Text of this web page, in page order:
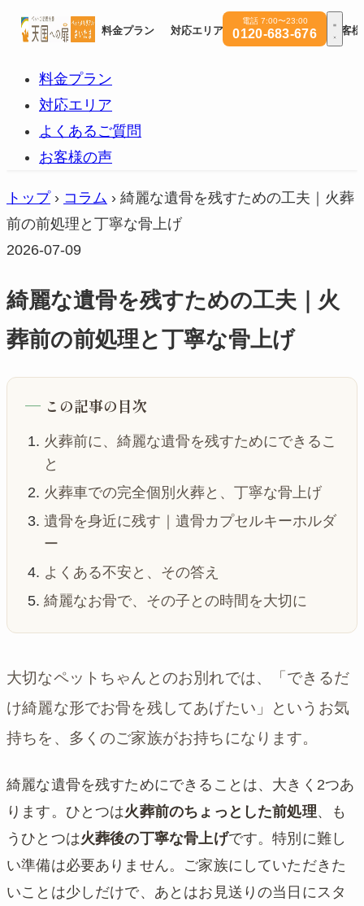
料金プラン 対応エリア よくあるご質問 お客
電話 7:00〜23:00
0120-683-676
料金プラン
対応エリア
よくあるご質問
お客様の声
トップ › コラム › 綺麗な遺骨を残すための工夫｜火葬
前の前処理と丁寧な骨上げ
2026-07-09
綺麗な遺骨を残すための工夫｜火
葬前の前処理と丁寧な骨上げ
この記事の目次
火葬前に、綺麗な遺骨を残すためにできるこ
と
火葬車での完全個別火葬と、丁寧な骨上げ
遺骨を身近に残す｜遺骨カプセルキーホルダ
ー
よくある不安と、その答え
綺麗なお骨で、その子との時間を大切に
大切なペットちゃんとのお別れでは、「できるだ
け綺麗な形でお骨を残してあげたい」というお気
持ちを、多くのご家族がお持ちになります。
綺麗な遺骨を残すためにできることは、大きく2つあ
ります。ひとつは火葬前のちょっとした前処理、も
うひとつは火葬後の丁寧な骨上げです。特別に難し
い準備は必要ありません。ご家族にしていただきた
いことは少しだけで、あとはお見送りの当日にスタ